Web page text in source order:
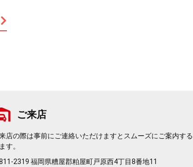
ご来店
店の際は事前にご連絡いただけますとスムーズにご案内す
す。
2319 福岡県糟屋郡粕屋町戸原西4丁目8番地11